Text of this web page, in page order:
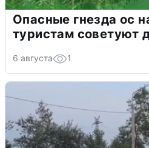
Опасные гнезда ос
туристам советуют
6 августа 1